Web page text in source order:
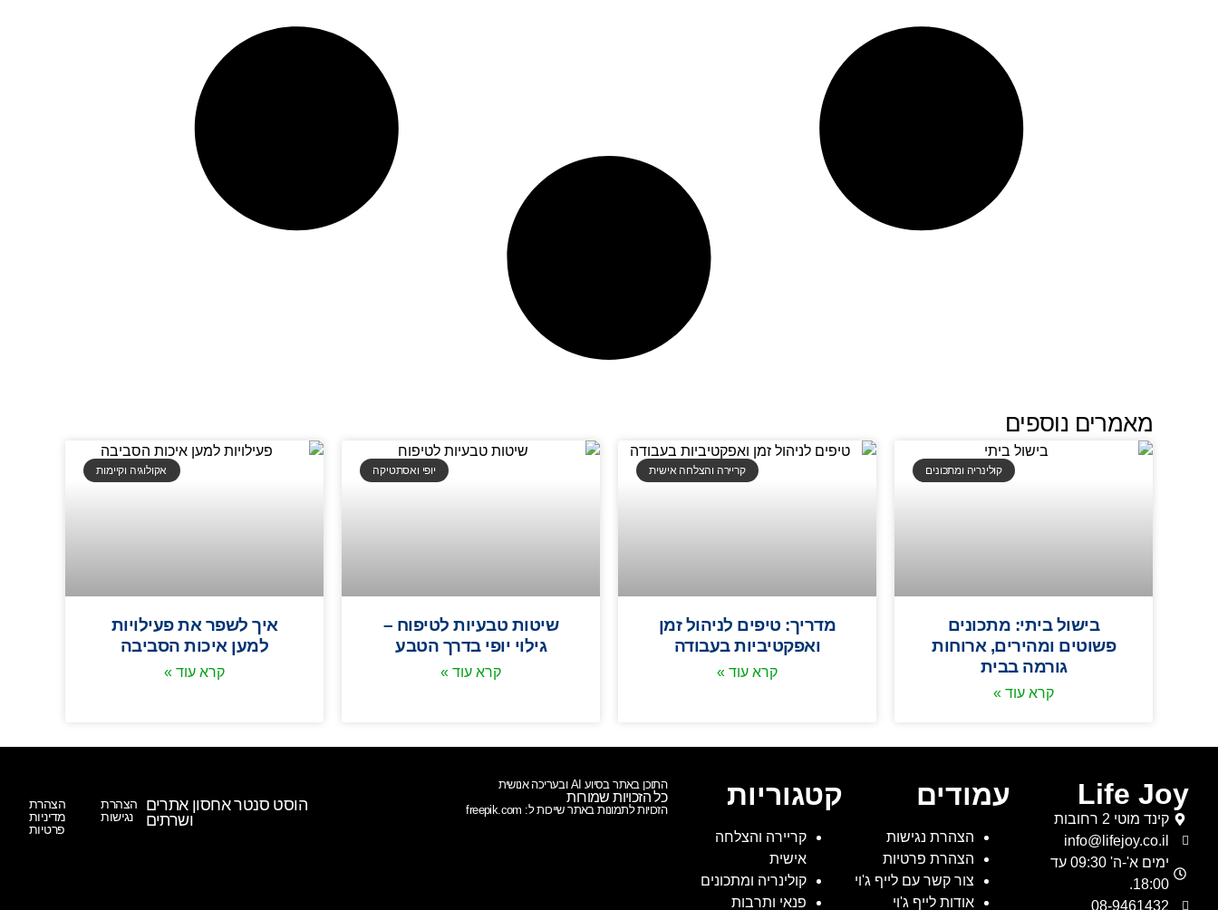
מאמרים נוספים
קולינריה ומתכונים
בישול ביתי: מתכונים
פשוטים ומהירים, ארוחות
גורמה בבית
קרא עוד »
קריירה והצלחה אישית
מדריך: טיפים לניהול זמן
ואפקטיביות בעבודה
קרא עוד »
יופי ואסתטיקה
שיטות טבעיות לטיפוח –
גילוי יופי בדרך הטבע
קרא עוד »
אקולוגיה וקיימות
איך לשפר את פעילויות
למען איכות הסביבה
קרא עוד »
Life Joy
קינד מוטי 2 רחובות
info@lifejoy.co.il
ימים א'-ה' 09:30 עד
18:00.
08-9461432
עמודים
הצהרת נגישות
הצהרת פרטיות
צור קשר עם לייף ג'וי
אודות לייף ג'וי
קטגוריות
קריירה והצלחה
אישית
קולינריה ומתכונים
פנאי ותרבות
התוכן באתר בסיוע AI ובעריכה אנושית
כל הזכויות שמורות
הזכויות לתמונות באתר שייכות ל: freepik.com
הצהרת
מדיניות
פרטיות
הצהרת
נגישות
הוסט סנטר אחסון אתרים
ושרתים